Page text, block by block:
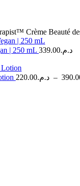
Crème Beauté
| 250 mL د.م.339.00
د.م.220.00 –